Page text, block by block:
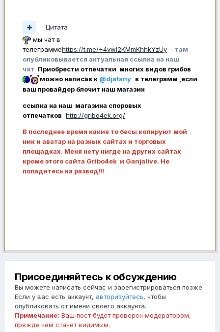
Цитата
мы чат в
телеграммеhttps://t.me/+4vwl2KMmKhhkYzUy
там
опубликовывается актуальная ссылка на наш
чат Приобрести отпечатки многих видов грибов
можно написав к @djafany в телеграмм ,если
ваш провайдер блочит наш магазин
ссылка на наш магазина споровых
отпечатков http://gribo4ek.org/
В последнее время какие то бесы копируют мой
ник и аватар на разных сайтах и торговых
площадках. Меня нету нигде на других сайтах
кроме этого сайта Gribo4ek и Ganjalive. Не
попадитесь на развод!!!
Присоединяйтесь к обсуждению
Вы можете написать сейчас и зарегистрироваться позже.
Если у вас есть аккаунт, авторизуйтесь, чтобы
опубликовать от имени своего аккаунта.
Примечание: Ваш пост будет проверен модератором,
прежде чем станет видимым.